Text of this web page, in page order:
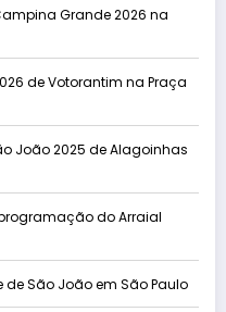
Grande 2026 na
de Votorantim na Praça
João 2025 de Alagoinhas
do Arraial
São João em São Paulo